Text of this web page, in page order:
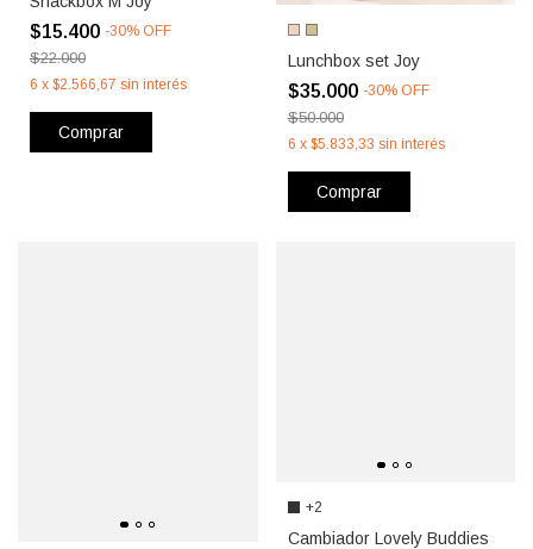
$15.400 -30% OFF
$22.000
6 x $2.566,67 sin interés
Comprar
Lunchbox set Joy
$35.000 -30% OFF
$50.000
6 x $5.833,33 sin interés
Comprar
+2
Cambiador Lovely Buddies